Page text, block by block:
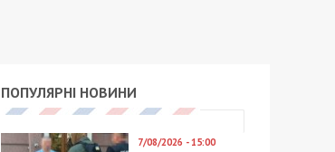
ПОПУЛЯРНІ НОВИНИ
7/08/2026 - 15:00